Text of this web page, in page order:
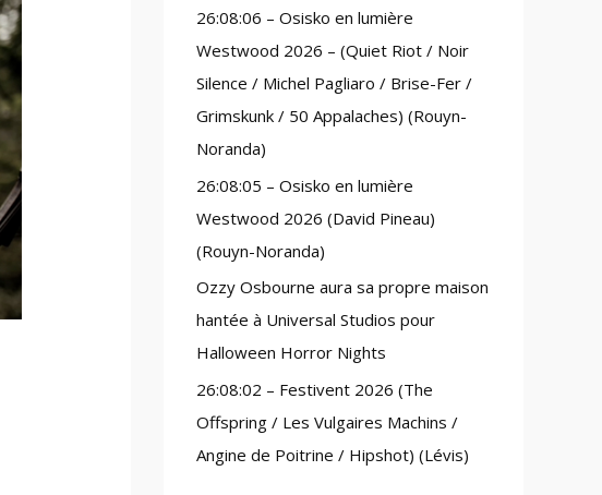
:26:08:06 – Osisko en lumière
Westwood 2026 – (Quiet Riot / Noir
Silence / Michel Pagliaro / Brise-Fer /
Grimskunk / 50 Appalaches) (Rouyn-
Noranda)
26:08:05 – Osisko en lumière
Westwood 2026 (David Pineau)
(Rouyn-Noranda)
Ozzy Osbourne aura sa propre maison
hantée à Universal Studios pour
Halloween Horror Nights
26:08:02 – Festivent 2026 (The
Offspring / Les Vulgaires Machins /
Angine de Poitrine / Hipshot) (Lévis)